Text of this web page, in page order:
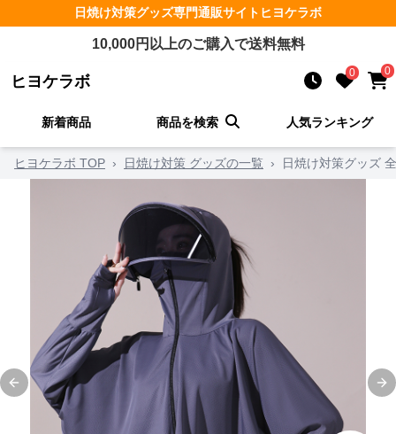
日焼け対策グッズ専門通販サイト ヒヨケラボ
10,000円以上のご購入で送料無料
ヒヨケラボ 0 0
新着商品 商品を検索 人気ランキング
ヒヨケラボ TOP › 日焼け対策 グッズの一覧 › 日焼け対策グッズ
Previous slide